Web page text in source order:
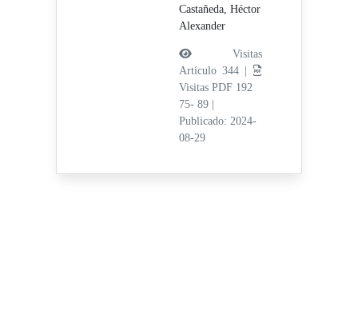
Castañeda, Héctor
Alexander
Visitas
Artículo 344 |
Visitas PDF 192
75- 89
Publicado: 2024-
08-29